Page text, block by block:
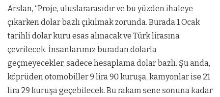
Arslan, “Proje, uluslararasıdır ve bu yüzden ihaleye
çıkarken dolar bazlı çıkılmak zorunda. Burada 1 Ocak
tarihli dolar kuru esas alınacak ve Türk lirasına
çevrilecek. İnsanlarımız buradan dolarla
geçmeyecekler, sadece hesaplama dolar bazlı. Şu anda,
köprüden otomobiller 9 lira 90 kuruşa, kamyonlar ise 21
lira 29 kuruşa geçebilecek. Bu rakam sene sonuna kadar